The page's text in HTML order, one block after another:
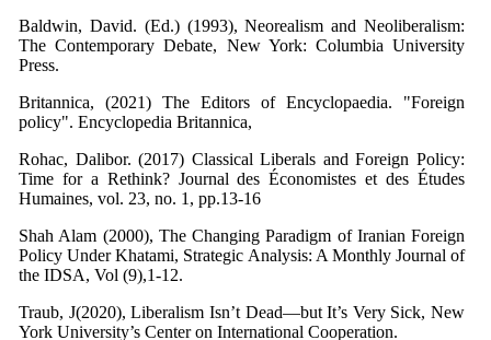
Baldwin, David. (Ed.) (1993), Neorealism and Neoliberalism:
The Contemporary Debate, New York: Columbia University
Press.
Britannica, (2021) The Editors of Encyclopaedia. "Foreign
policy". Encyclopedia Britannica,
Rohac, Dalibor. (2017) Classical Liberals and Foreign Policy:
Time for a Rethink? Journal des Économistes et des Études
Humaines, vol. 23, no. 1, pp.13-16
Shah Alam (2000), The Changing Paradigm of Iranian Foreign
Policy Under Khatami, Strategic Analysis: A Monthly Journal of
the IDSA, Vol (9),1-12.
Traub, J(2020), Liberalism Isn’t Dead—but It’s Very Sick, New
York University’s Center on International Cooperation.